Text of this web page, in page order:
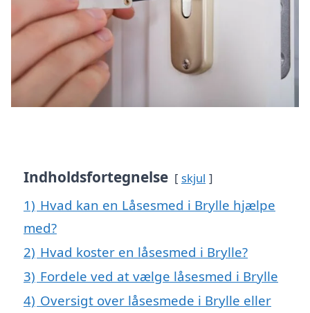
Indholdsfortegnelse skjul
1) Hvad kan en Låsesmed i Brylle hjælpe
med?
2) Hvad koster en låsesmed i Brylle?
3) Fordele ved at vælge låsesmed i Brylle
4) Oversigt over låsesmede i Brylle eller